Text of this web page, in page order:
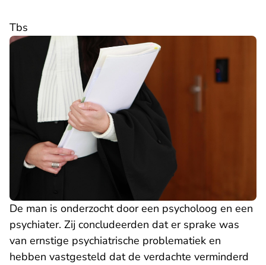
Tbs
De man is onderzocht door een psycholoog en een
psychiater. Zij concludeerden dat er sprake was
van ernstige psychiatrische problematiek en
hebben vastgesteld dat de verdachte verminderd